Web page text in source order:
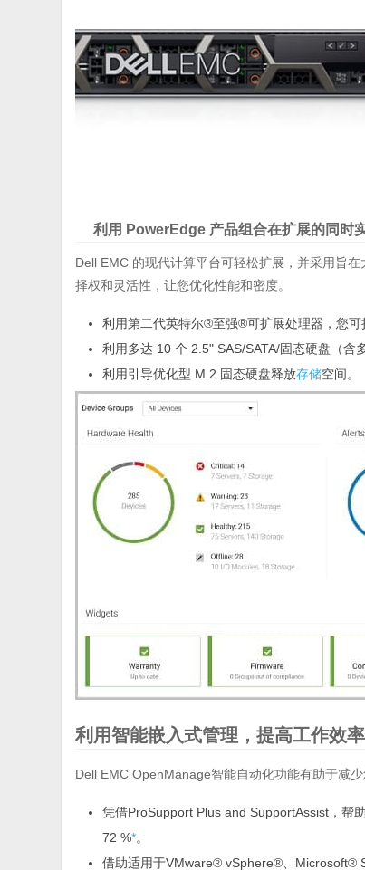
利用 PowerEdge 产品组合在扩展的同时
Dell EMC 的现代计算平台可轻松扩展，并采用旨
择权和灵活性，让您优化性能和密度。
利用第二代英特尔®至强®可扩展处理器，您可
利用多达 10 个 2.5" SAS/SATA/固态硬盘（
利用引导优化型 M.2 固态硬盘释放存储空间。
利用智能嵌入式管理，提高工作效率
Dell EMC OpenManage智能自动化功能有助于减
凭借ProSupport Plus and SupportAssist，帮
72 %*。
借助适用于VMware® vSphere®、Microsoft®